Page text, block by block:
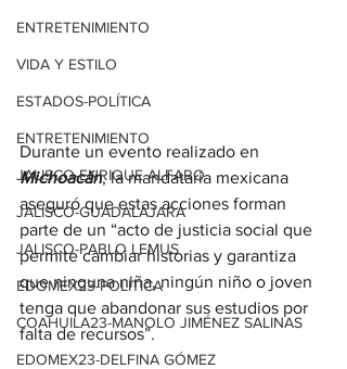
ENTRETENIMIENTO
VIDA Y ESTILO
ESTADOS-POLÍTICA
ENTRETENIMIENTO
JALISCO-ENRIQUE ALFARO
JALISCO-GUADALAJARA
JALISCO-PABLO LEMUS
EDOMEX23-POLÍTICA
COAHUILA23-MANOLO JIMÉNEZ SALINAS
EDOMEX23-DELFINA GÓMEZ
Durante un evento realizado en
Michoacán, la mandataria mexicana
aseguró que estas acciones forman
parte de un “acto de justicia social que
permite cambiar historias y garantiza
que ninguna niña, ningún niño o joven
tenga que abandonar sus estudios por
falta de recursos”.